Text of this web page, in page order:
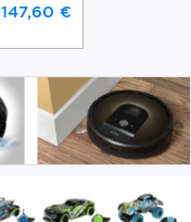
147,60 €